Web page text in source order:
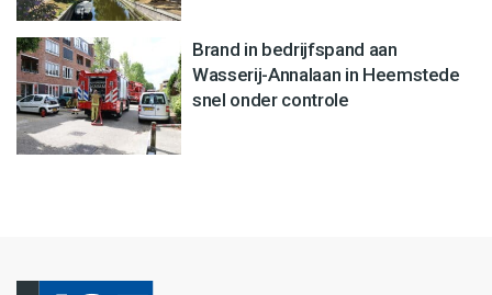
Brand in bedrijfspand aan
Wasserij-Annalaan in Heemstede
snel onder controle